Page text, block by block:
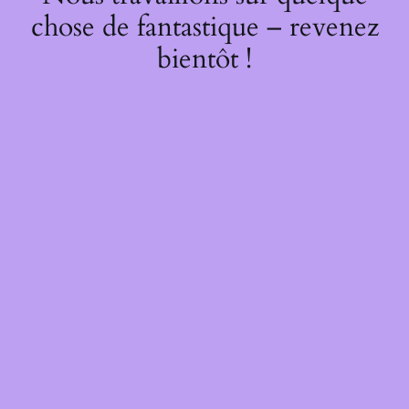
chose de fantastique – revenez
bientôt !